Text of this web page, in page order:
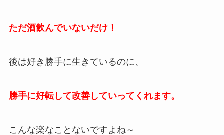
ただ酒飲んでいないだけ！
後は好き勝手に生きているのに、
勝手に好転して改善していってくれます。
こんな楽なことないですよね～